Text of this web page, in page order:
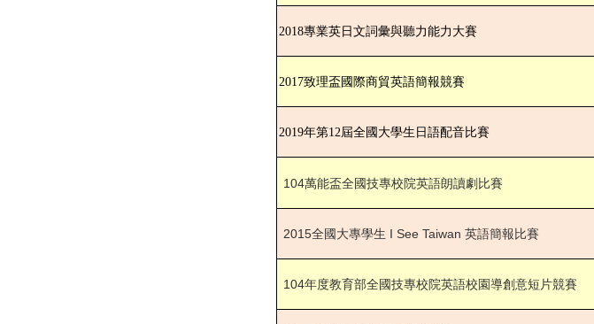
2018專業英日文詞彙與聽力能力大賽
2017致理盃國際商貿英語簡報競賽
2019年第12屆全國大學生日語配音比賽
104萬能盃全國技專校院英語朗讀劇比賽
2015全國大專學生 I See Taiwan英語簡報比賽
104年度教育部全國技專校院英語校園導創意短片競賽